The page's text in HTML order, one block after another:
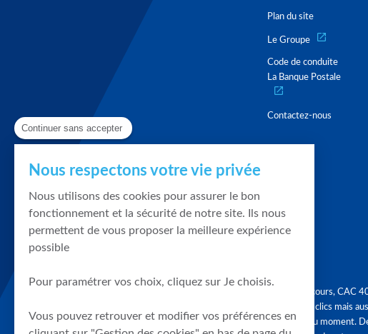
Plan du site
Le Groupe
Code de conduite
La Banque Postale
Contactez-nous
Graphique, cours, CAC
en quelques clics mais
tendances du moment.
Continuer sans accepter
Nous respectons votre vie privée
Nous utilisons des cookies pour assurer le bon
fonctionnement et la sécurité de notre site. Ils nous
permettent de vous proposer la meilleure expérience
possible
Pour paramétrer vos choix, cliquez sur Je choisis.
Vous pouvez retrouver et modifier vos préférences en